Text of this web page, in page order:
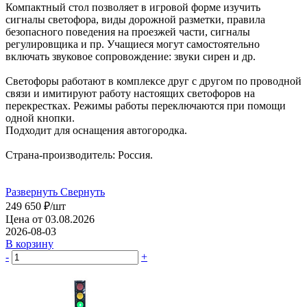
Компактный стол позволяет в игровой форме изучить
сигналы светофора, виды дорожной разметки, правила
безопасного поведения на проезжей части, сигналы
регулировщика и пр. Учащиеся могут самостоятельно
включать звуковое сопровождение: звуки сирен и др.
Светофоры работают в комплексе друг с другом по проводной
связи и имитируют работу настоящих светофоров на
перекрестках. Режимы работы переключаются при помощи
одной кнопки.
Подходит для оснащения автогородка.
Страна-производитель: Россия.
Развернуть Свернуть
249 650 ₽/шт
Цена от 03.08.2026
2026-08-03
В корзину
-
+